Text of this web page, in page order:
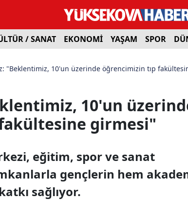
/ SANAT EKONOMİ YAŞAM SPOR
"Beklentimiz, 10'un üzerinde öğrencimizin tıp
10'un
girmesi"
eğitim, spor ve sanat
gençlerin hem
sağlıyor.